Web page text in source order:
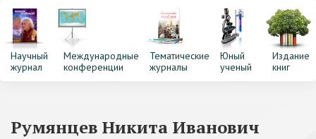
Научный
журнал
Международные
конференции
Тематические
журналы
Юный
ученый
Издание
книг
Румянцев Никита Иванович